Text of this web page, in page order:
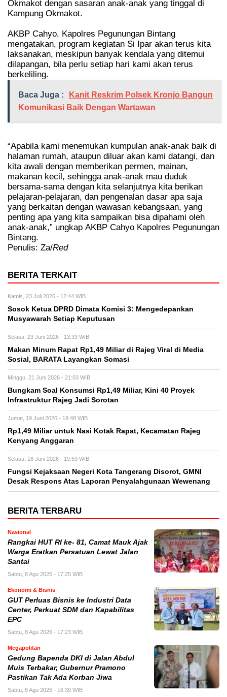
Okmakot dengan sasaran anak-anak yang tinggal di
Kampung Okmakot.
AKBP Cahyo, Kapolres Pegunungan Bintang
mengatakan, program kegiatan Si Ipar akan terus kita
laksanakan, meskipun banyak kendala yang ditemui
dilapangan, bila perlu setiap hari kami akan terus
berkeliling.
Baca Juga :
Kanit Reskrim Polsek Kronjo Bangun
Komunikasi Baik Dengan Wartawan
“Apabila kami menemukan kumpulan anak-anak baik di
halaman rumah, ataupun diluar akan kami datangi, dan
kita awali dengan memberikan permen, mainan,
makanan kecil, sehingga anak-anak mau duduk
bersama-sama dengan kita selanjutnya kita berikan
pelajaran-pelajaran, dan pengenalan dasar apa saja
yang berkaitan dengan wawasan kebangsaan, yang
penting apa yang kita sampaikan bisa dipahami oleh
anak-anak,” ungkap AKBP Cahyo Kapolres Pegunungan
Bintang.
Penulis: Za/Red
BERITA TERKAIT
Kamis, 23 Juli 2026 - 12:44 WIB
Sosok Ketua DPRD Dimata Komisi 3: Mengedepankan
Musyawarah Setiap Keputusan
Selasa, 23 Juni 2026 - 13:33 WIB
Makan Minum Rapat Rp1,49 Miliar di Rajeg Viral di Media
Sosial, BARATA Layangkan Somasi
Minggu, 21 Juni 2026 - 21:03 WIB
Bungkam Soal Konsumsi Rp1,49 Miliar, Kini 40 Proyek
Infrastruktur Rajeg Jadi Sorotan
Jumat, 19 Juni 2026 - 18:48 WIB
Rp1,49 Miliar untuk Nasi Kotak Rapat, Kecamatan Rajeg
Kenyang Anggaran
Selasa, 16 Juni 2026 - 19:59 WIB
Fungsi Kejaksaan Negeri Kota Tangerang Disorot, GMNI
Desak Respons Atas Laporan Penyalahgunaan Wewenang
BERITA TERBARU
Nasional
Rangkai HUT RI ke- 81, Camat Mauk Ajak
Warga Eratkan Persatuan Lewat Jalan
Santai
Sabtu, 8 Agu 2026 - 17:25 WIB
Ekonomi & Bisnis
GUT Perluas Bisnis ke Industri Data
Center, Perkuat SDM dan Kapabilitas
EPC
Sabtu, 8 Agu 2026 - 17:23 WIB
Megapolitan
Gedung Bapenda DKI di Jalan Abdul
Muis Terbakar, Gubernur Pramono
Pastikan Tak Ada Korban Jiwa
Sabtu, 8 Agu 2026 - 16:39 WIB